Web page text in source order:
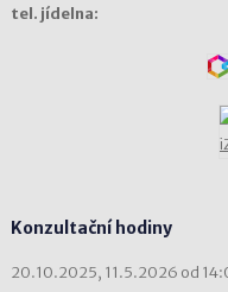
tel. jídelna:
Konzultační hodiny
20.10.2025, 11.5.2026 od